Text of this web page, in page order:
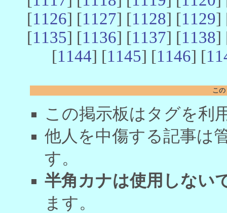
[1126] [1127] [1128] [1129]
[1135] [1136] [1137] [1138]
[1144] [1145] [1146] [
こ
この掲示板はタグを利
他人を中傷する記事は
す。
半角カナは使用しない
ます。